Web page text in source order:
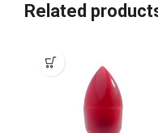
Related